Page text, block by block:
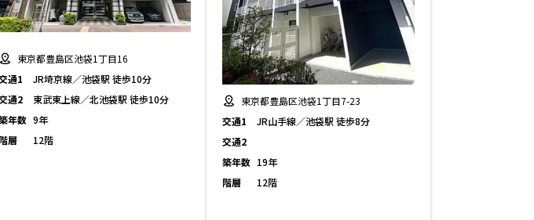
東京都豊島区池袋1丁目16
通1
JR埼京線／池袋駅 徒歩10分
通2
東武東上線／北池袋駅 徒歩10分
年数 9年
階層
12階
東京都豊島区池袋1丁目7-23
交通1
JR山手線／池袋駅 徒歩8分
交通2
築年数 19年
階層
12階